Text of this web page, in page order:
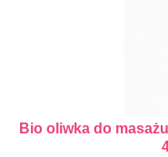
Bio oliwka do